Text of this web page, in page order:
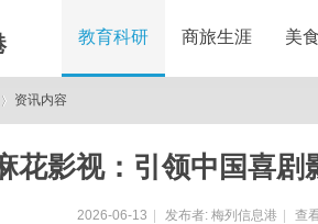
教育科研 商旅生涯 美
资讯内容
花影视：引领中国喜剧
2026-06-13 发布者: 梅列信息港 查